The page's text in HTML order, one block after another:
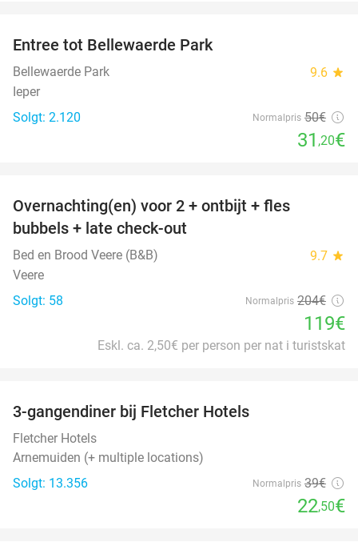
Entree tot Bellewaerde Park
Bellewaerde Park 9.6 star
Ieper
Solgt: 2.120
Normalpris 50€
31 ,20€
Overnachting(en) voor 2 + ontbijt + fles
bubbels + late check-out
Bed en Brood Veere (B&B) 9.7 star
Veere
Solgt: 58
Normalpris 204€
119€
Eskl. ca. 2,50€ per person per nat i turistskat
3-gangendiner bij Fletcher Hotels
Fletcher Hotels
Arnemuiden (+ multiple locations)
Solgt: 13.356
Normalpris 39€
22,50€